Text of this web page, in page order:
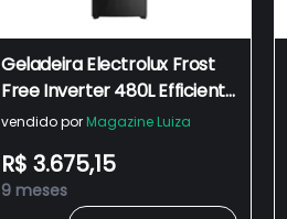
Geladeira Electrolux Frost
Free Inverter 480L Efficient
com AutoSense Smart
vendido por Magazine Luiza
R$ 3.675,15
9 meses